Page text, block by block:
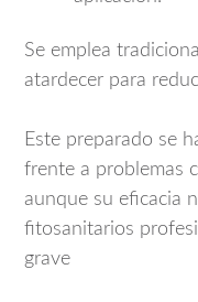
Se emplea
atardecer para
Este preparado se
frente a problemas
aunque su eficacia
fitosanitarios
grave